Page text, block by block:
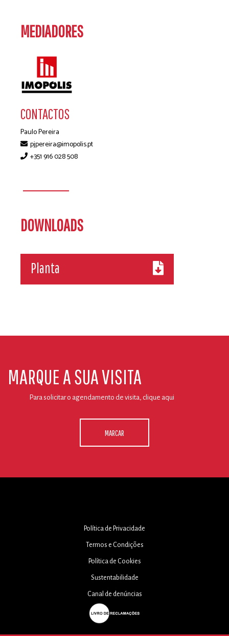
MEDIADORES
CONTACTOS
Paulo Pereira
pjpereira@imopolis.pt
+351 916 028 508
DOWNLOADS
Planta
MARQUE A SUA VISITA
Para solicitar o agendamento de visita, clique aqui
MARCAR
Política de Privacidade
Termos e Condições
Política de Cookies
Sustentabilidade
Canal de denúncias